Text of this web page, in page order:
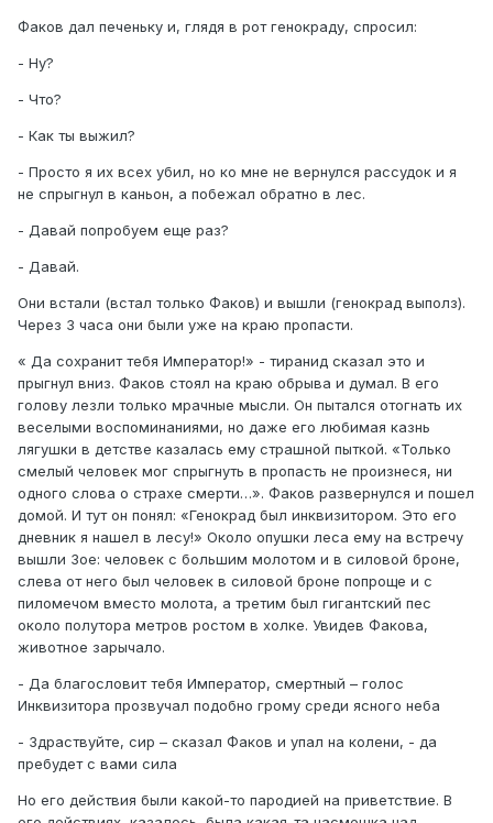
Факов дал печеньку и, глядя в рот генокраду, спросил:
- Ну?
- Что?
- Как ты выжил?
- Просто я их всех убил, но ко мне не вернулся рассудок и я
не спрыгнул в каньон, а побежал обратно в лес.
- Давай попробуем еще раз?
- Давай.
Они встали (встал только Факов) и вышли (генокрад выполз).
Через 3 часа они были уже на краю пропасти.
« Да сохранит тебя Император!» - тиранид сказал это и
прыгнул вниз. Факов стоял на краю обрыва и думал. В его
голову лезли только мрачные мысли. Он пытался отогнать их
веселыми воспоминаниями, но даже его любимая казнь
лягушки в детстве казалась ему страшной пыткой. «Только
смелый человек мог спрыгнуть в пропасть не произнеся, ни
одного слова о страхе смерти…». Факов развернулся и пошел
домой. И тут он понял: «Генокрад был инквизитором. Это его
дневник я нашел в лесу!» Около опушки леса ему на встречу
вышли 3ое: человек с большим молотом и в силовой броне,
слева от него был человек в силовой броне попроще и с
пиломечом вместо молота, а третим был гигантский пес
около полутора метров ростом в холке. Увидев Факова,
животное зарычало.
- Да благословит тебя Император, смертный – голос
Инквизитора прозвучал подобно грому среди ясного неба
- Здраствуйте, сир – сказал Факов и упал на колени, - да
пребудет с вами сила
Но его действия были какой-то пародией на приветствие. В